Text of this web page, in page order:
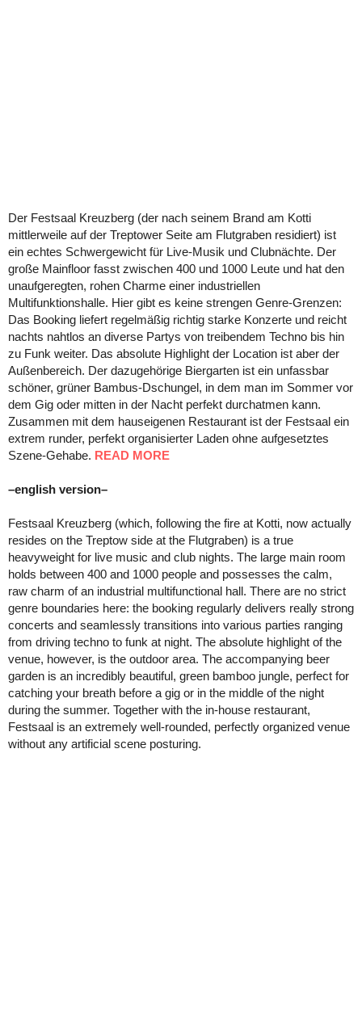
Der Festsaal Kreuzberg (der nach seinem Brand am Kotti
mittlerweile auf der Treptower Seite am Flutgraben residiert) ist
ein echtes Schwergewicht für Live-Musik und Clubnächte. Der
große Mainfloor fasst zwischen 400 und 1000 Leute und hat den
unaufgeregten, rohen Charme einer industriellen
Multifunktionshalle. Hier gibt es keine strengen Genre-Grenzen:
Das Booking liefert regelmäßig richtig starke Konzerte und reicht
nachts nahtlos an diverse Partys von treibendem Techno bis hin
zu Funk weiter. Das absolute Highlight der Location ist aber der
Außenbereich. Der dazugehörige Biergarten ist ein unfassbar
schöner, grüner Bambus-Dschungel, in dem man im Sommer vor
dem Gig oder mitten in der Nacht perfekt durchatmen kann.
Zusammen mit dem hauseigenen Restaurant ist der Festsaal ein
extrem runder, perfekt organisierter Laden ohne aufgesetztes
Szene-Gehabe. READ MORE
–english version–
Festsaal Kreuzberg (which, following the fire at Kotti, now actually
resides on the Treptow side at the Flutgraben) is a true
heavyweight for live music and club nights. The large main room
holds between 400 and 1000 people and possesses the calm,
raw charm of an industrial multifunctional hall. There are no strict
genre boundaries here: the booking regularly delivers really strong
concerts and seamlessly transitions into various parties ranging
from driving techno to funk at night. The absolute highlight of the
venue, however, is the outdoor area. The accompanying beer
garden is an incredibly beautiful, green bamboo jungle, perfect for
catching your breath before a gig or in the middle of the night
during the summer. Together with the in-house restaurant,
Festsaal is an extremely well-rounded, perfectly organized venue
without any artificial scene posturing.